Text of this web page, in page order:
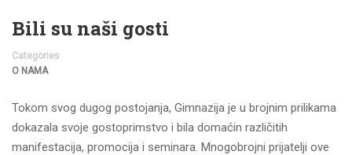
Bili su naši gosti
Categories
O NAMA
Tokom svog dugog postojanja, Gimnazija je u brojnim prilikama
dokazala svoje gostoprimstvo i bila domaćin različitih
manifestacija, promocija i seminara. Mnogobrojni prijatelji ove